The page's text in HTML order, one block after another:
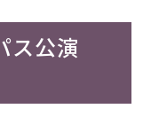
ス公演